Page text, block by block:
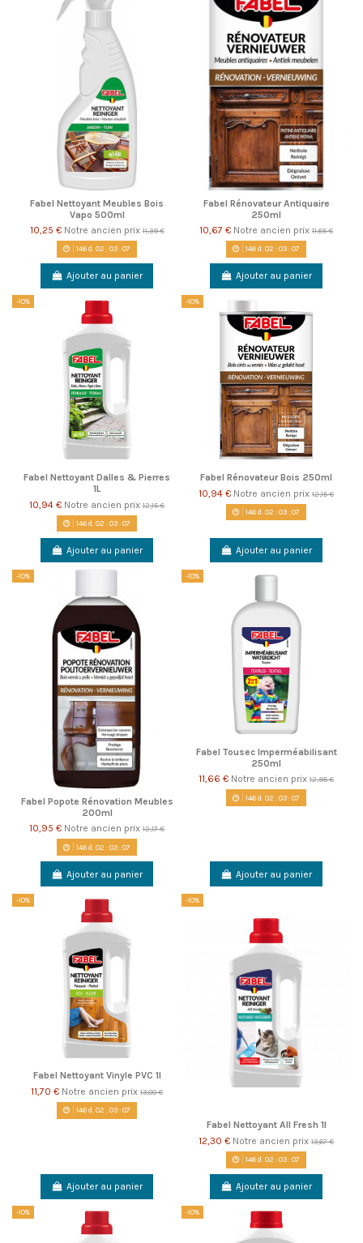
Fabel Nettoyant Meubles Bois
Vapo 500ml
10,25 € Notre ancien prix11,39 €
146d. 02 :03:06
Ajouter au panier
Fabel Rénovateur Antiquaire
250ml
10,67 € Notre ancien prix 11,85 €
146d. 02 :03:06
Ajouter au panier
-10%
Fabel Nettoyant Dalles & Pierres
1L
10,94 € Notre ancien prix 12,15 €
146d. 02 :03:06
Ajouter au panier
-10%
Fabel Rénovateur Bois 250ml
10,94 € Notre ancien prix 12,15 €
146d. 02 :03:06
Ajouter au panier
-10%
Fabel Popote Rénovation Meubles
200ml
10,95 € Notre ancien prix 12,17 €
146d. 02 :03:06
Ajouter au panier
-10%
Fabel Tousec Imperméabilisant
250ml
11,66 € Notre ancien prix 12,95 €
146d. 02 :03:06
Ajouter au panier
-10%
Fabel Nettoyant Vinyle PVC 1l
11,70 € Notre ancien prix 13,00 €
146d. 02 :03:06
Ajouter au panier
-10%
Fabel Nettoyant All Fresh 1l
12,30 € Notre ancien prix 13,67 €
146d. 02 :03:06
Ajouter au panier
-10% -10%